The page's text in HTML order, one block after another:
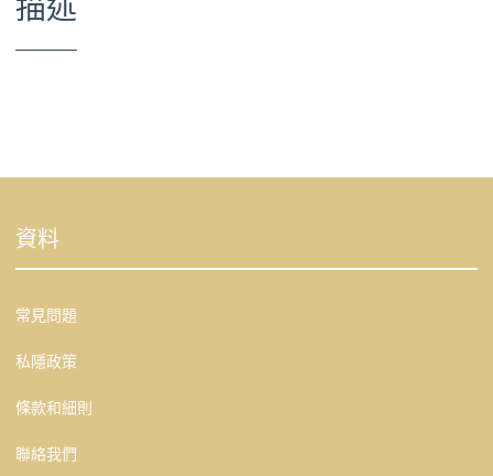
資料
常見問題
私隱政策
條款和細則
聯絡我們